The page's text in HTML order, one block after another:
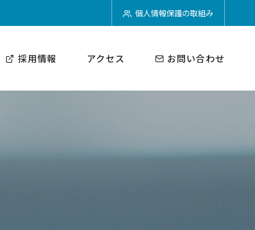
個人情報保護の取組み
採用情報 アクセス お問い合わせ